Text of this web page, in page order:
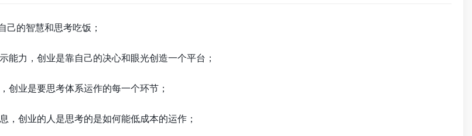
己的智慧和思考吃饭；
力，创业是靠自己的决心和眼光创造一个平台；
业是要思考体系运作的每一个环节；
创业的人是思考的是如何能低成本的运作；